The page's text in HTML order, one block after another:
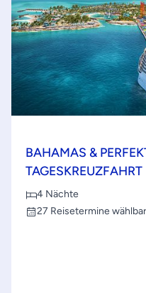
BAHAMAS &
TAGESKREUZFAHRT
4 Nächte
27 Reisetermine